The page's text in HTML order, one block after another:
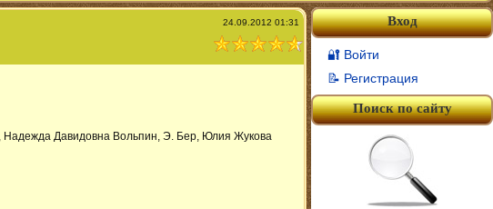
24.09.2012 01:31
Давидовна Вольпин, Э. Бер, Юлия Жукова
Вход
🔐 Войти
📝 Регистрация
Поиск по сайту